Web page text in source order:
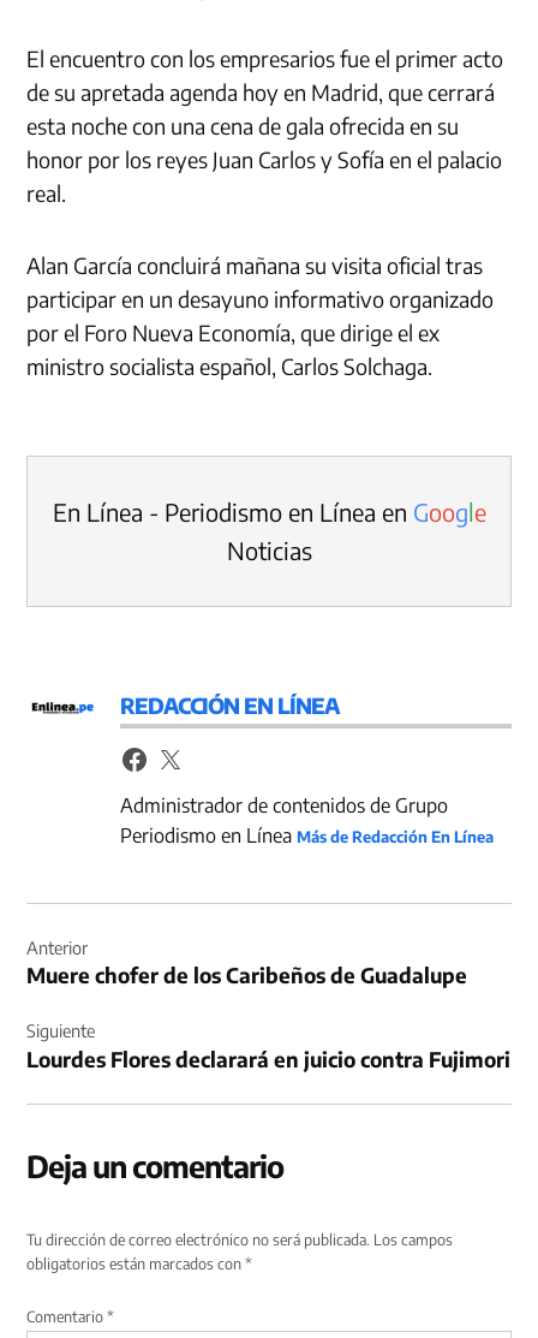
El encuentro con los empresarios fue el primer acto
de su apretada agenda hoy en Madrid, que cerrará
esta noche con una cena de gala ofrecida en su
honor por los reyes Juan Carlos y Sofía en el palacio
real.
Alan García concluirá mañana su visita oficial tras
participar en un desayuno informativo organizado
por el Foro Nueva Economía, que dirige el ex
ministro socialista español, Carlos Solchaga.
En Línea - Periodismo en Línea en Google
Noticias
REDACCIÓN EN LÍNEA
Administrador de contenidos de Grupo
Periodismo en LíneaMás de Redacción En Línea
de
entradas
Anterior
Muere chofer de los Caribeños de Guadalupe
Siguiente
Lourdes Flores declarará en juicio contra Fujimori
Deja un comentario
Tu dirección de correo electrónico no será publicada. Los campos
obligatorios están marcados con*
Comentario*